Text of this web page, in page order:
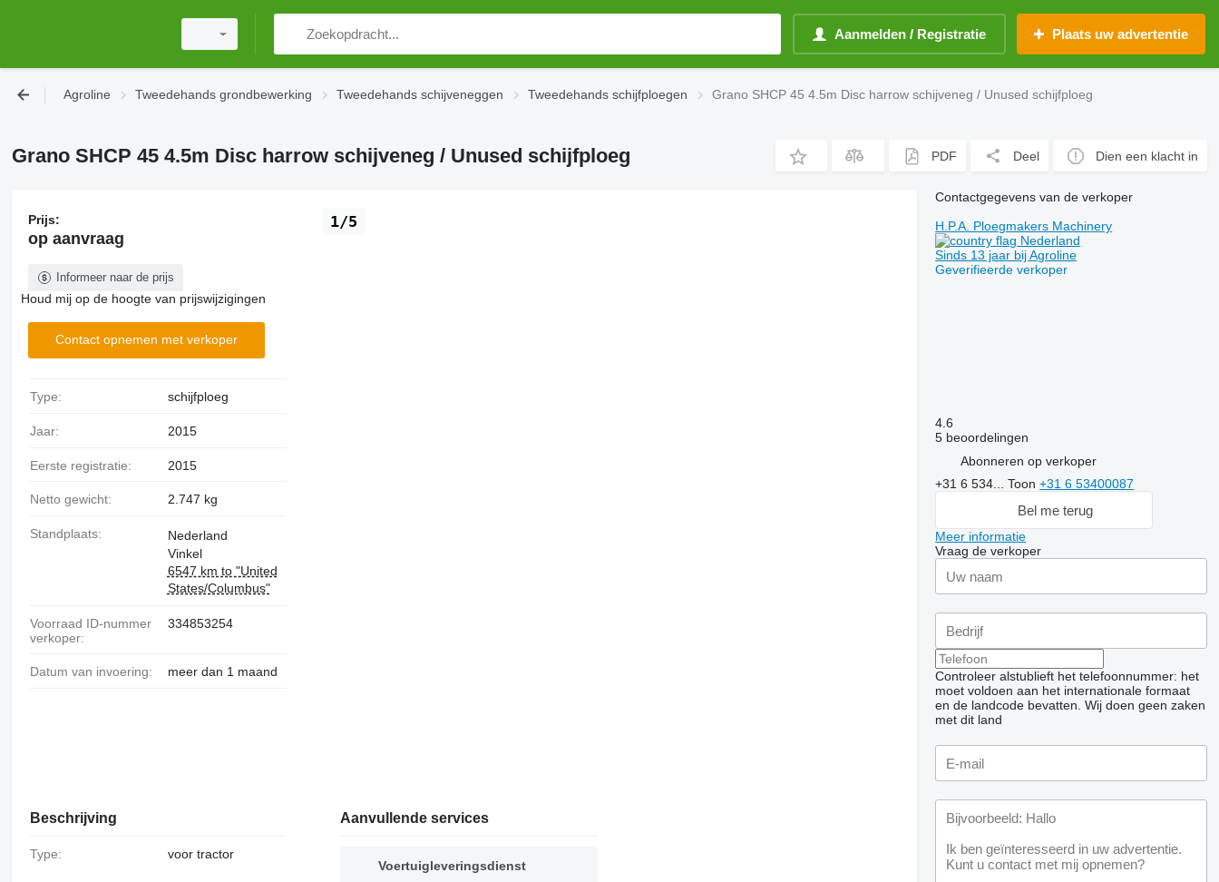
Aanmelden / Registratie Plaats uw advertentie
Agroline Tweedehands grondbewerking Tweedehands schijveneggen Tweedehands schijfploegen Grano SHCP 45 4.5m Disc harrow schijveneg / Unused schijfploeg
Grano SHCP 45 4.5m Disc harrow schijveneg / Unused schijfploeg PDF Deel Dien een klacht in
1/5
Prijs:
op aanvraag
Informeer naar de prijs
Houd mij op de hoogte van prijswijzigingen
Contact opnemen met verkoper
Type: schijfploeg
Jaar: 2015
Eerste registratie: 2015
Netto gewicht: 2.747 kg
Standplaats:
Nederland
Vinkel
6547 km to "United
States/Columbus"
Voorraad ID-nummer
verkoper:
334853254
Datum van invoering: meer dan 1 maand
Beschrijving
Type: voor tractor
Aanvullende services
Voertuigleveringsdienst
Contactgegevens van de verkoper
H.P.A. Ploegmakers Machinery
Nederland
Sinds 13 jaar bij Agroline
Geverifieerde verkoper
4.6
5 beoordelingen
Abonneren op verkoper
+31 6 534...Toon+31 6 53400087
Bel me terug
Meer informatie
Vraag de verkoper
Controleer alstublieft het telefoonnummer: het
moet voldoen aan het internationale formaat
en de landcode bevatten. Wij doen geen zaken
met dit land